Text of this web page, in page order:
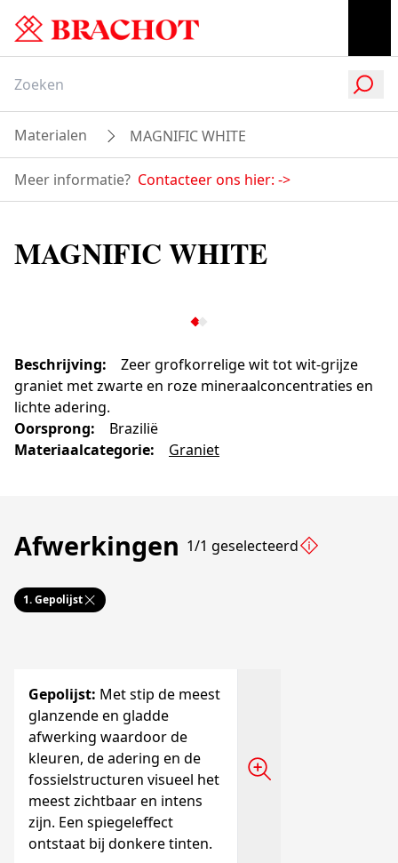
Materialen MAGNIFIC WHITE
Meer informatie? Contacteer ons hier: ->
MAGNIFIC WHITE
Beschrijving:
Zeer grofkorrelige wit tot wit-grijze
graniet met zwarte en roze mineraalconcentraties en
lichte adering.
Oorsprong:
Brazilië
Materiaalcategorie: Graniet
Afwerkingen 1/1 geselecteerd
1.Gepolijst
Gepolijst: Met stip de meest
glanzende en gladde
afwerking waardoor de
kleuren, de adering en de
fossielstructuren visueel het
meest zichtbaar en intens
zijn. Een spiegeleffect
ontstaat bij donkere tinten.